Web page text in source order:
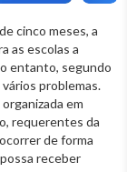
cinco meses, a
as escolas a
entanto, segundo
problemas.
em
requerentes da
de forma
receber